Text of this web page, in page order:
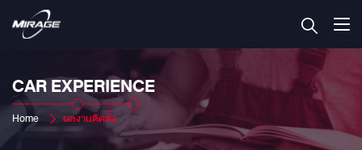
CAR EXPERIENCE
Home ผลงานติดตั้ง